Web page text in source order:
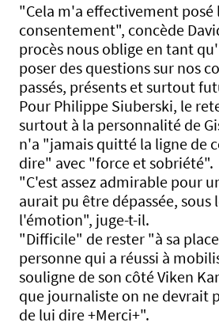
"Cela m'a effectivement posé
consentement", concède
procès nous oblige en tant
poser des questions sur nos
passés, présents et surtout
Pour Philippe Siuberski, le
surtout à la personnalité de
n'a "jamais quitté la ligne de
dire" avec "force et sobriété".
"C'est assez admirable pour
aurait pu être dépassée, sous
l'émotion", juge-t-il.
"Difficile" de rester "à sa
personne qui a réussi à
souligne de son côté Viken
que journaliste on ne devrait
de lui dire +Merci+".